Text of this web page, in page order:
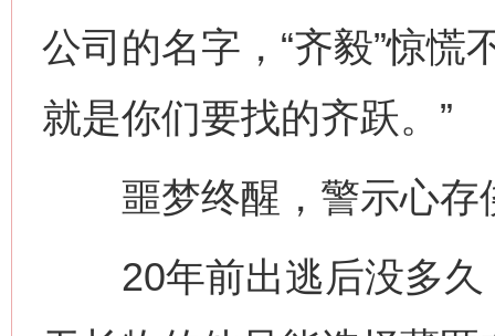
公司的名字，“齐毅”惊慌
就是你们要找的齐跃。”
噩梦终醒，警示心存
20年前出逃后没多久